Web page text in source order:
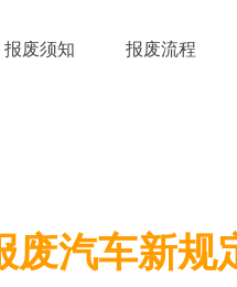
报废须知 报废流程
废汽车新规